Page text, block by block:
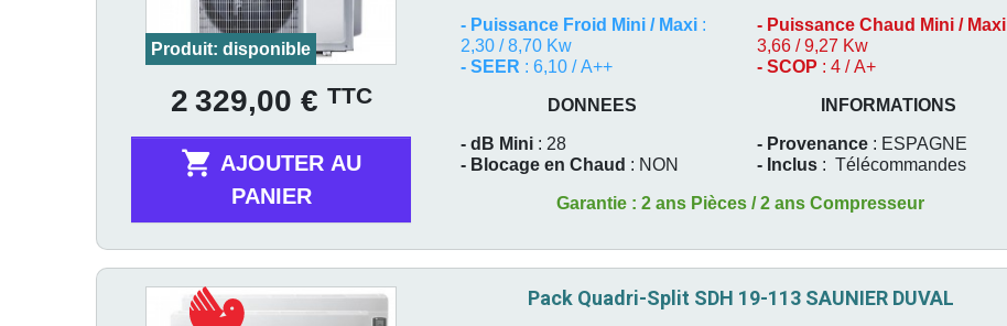
Produit: disponible
2 329,00 € TTC

PANIER
- Puissance Froid Mini / Maxi :
2,30 / 8,70 Kw
- SEER : 6,10 / A++
- Puissance Chaud Mini / Maxi
3,66 / 9,27 Kw
- SCOP : 4 / A+
DONNEES
- dB Mini : 28
- Blocage en Chaud : NON
INFORMATIONS
- Provenance : ESPAGNE
- Inclus : Télécommandes
Garantie : 2 ans Pièces / 2 ans Compresseur
Pack Quadri-Split SDH 19-113 SAUNIER DUVAL